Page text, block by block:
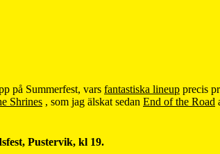
på Summerfest, vars fantastiska lineup precis
Shrines , som jag älskat sedan End of the Road
Pustervik, kl 19.